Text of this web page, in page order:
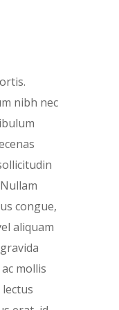
nibh nec
congue,
aliquam
mollis